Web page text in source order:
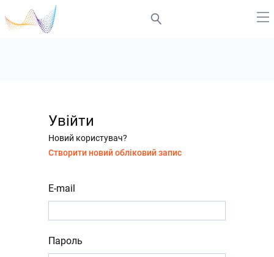
Увійти
Новий користувач?
Створити новий обліковий запис
E-mail
Пароль